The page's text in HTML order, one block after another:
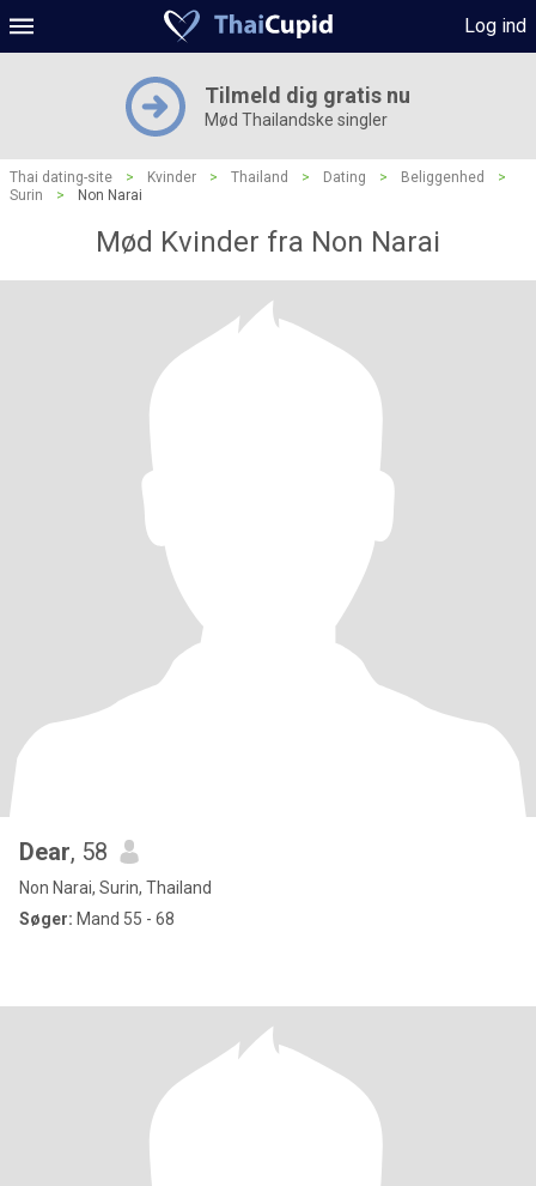
Log ind
Tilmeld dig gratis nu
Mød Thailandske singler
Thai dating-site > Kvinder > Thailand > Dating > Beliggenhed
>
Surin
> Non Narai
Mød Kvinder fra Non Narai
Dear, 58
Non Narai, Surin, Thailand
Søger: Mand 55 - 68